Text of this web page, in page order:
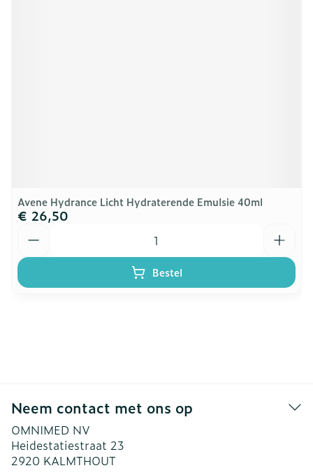
Avene Hydrance Licht Hydraterende Emulsie 40ml
€ 26,50
Bestel
Neem contact met ons op
OMNIMED NV
Heidestatiestraat 23
2920 KALMTHOUT